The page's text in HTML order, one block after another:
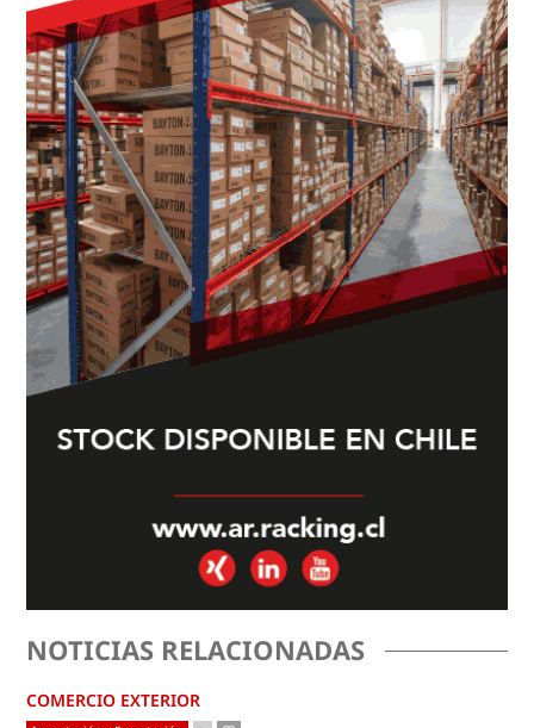
NOTICIAS RELACIONADAS
COMERCIO EXTERIOR